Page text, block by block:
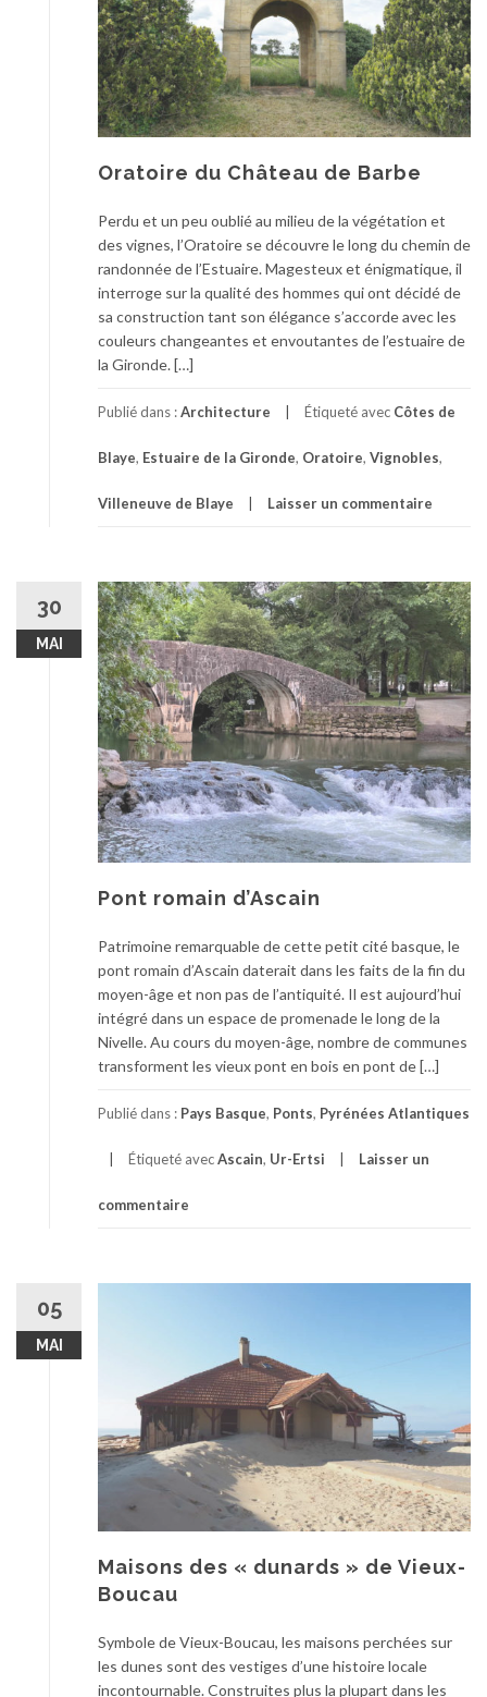
Oratoire du Château de Barbe
Perdu et un peu oublié au milieu de la végétation et
des vignes, l’Oratoire se découvre le long du chemin de
randonnée de l’Estuaire. Magesteux et énigmatique, il
interroge sur la qualité des hommes qui ont décidé de
sa construction tant son élégance s’accorde avec les
couleurs changeantes et envoutantes de l’estuaire de
la Gironde. […]
Publié dans :Architecture Étiqueté avec Côtes de
Blaye, Estuaire de la Gironde, Oratoire, Vignobles,
Villeneuve de Blaye Laisser un commentaire
30
MAI
Pont romain d’Ascain
Patrimoine remarquable de cette petit cité basque, le
pont romain d’Ascain daterait dans les faits de la fin du
moyen-âge et non pas de l’antiquité. Il est aujourd’hui
intégré dans un espace de promenade le long de la
Nivelle. Au cours du moyen-âge, nombre de communes
transforment les vieux pont en bois en pont de […]
Publié dans : Pays Basque, Ponts, Pyrénées Atlantiques
Étiqueté avecAscain, Ur-Ertsi Laisser un
commentaire
05
MAI
Maisons des « dunards » de Vieux-
Boucau
Symbole de Vieux-Boucau, les maisons perchées sur
les dunes sont des vestiges d’une histoire locale
incontournable. Construites plus la plupart dans les